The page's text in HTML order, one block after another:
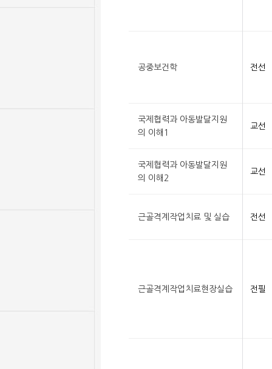
공중보건학 전선
국제협력과 아동발달지원
의 이해1
교선
국제협력과 아동발달지원
의 이해2
교선
근골격계작업치료 및 실습 전선
근골격계작업치료현장실습 전필